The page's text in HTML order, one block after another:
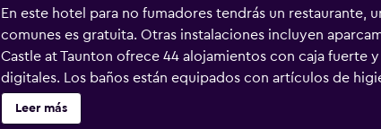
En este hotel para no fumadores tendrás un restaurante,
comunes es gratuita. Otras instalaciones incluyen
Castle at Taunton ofrece 44 alojamientos con caja fuerte
digitales. Los baños están equipados con artículos de
web gracias a nuestro acceso a Internet wifi gratis. Los
habitaciones también incluyen cafetera y tetera y tabla
Leer más